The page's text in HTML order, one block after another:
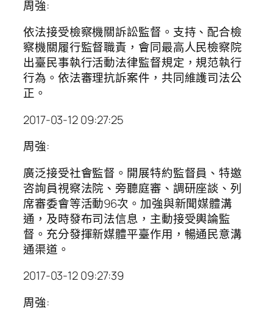
周強:
依法接受檢察機關訴訟監督。支持、配合檢
察機關履行監督職責，會同最高人民檢察院
出臺民事執行活動法律監督規定，規范執行
行為。依法審理抗訴案件，共同維護司法公
正。
2017-03-12 09:27:25
周強:
廣泛接受社會監督。開展特約監督員、特邀
咨詢員視察法院、旁聽庭審、調研座談、列
席審委會等活動96次。加強與新聞媒體溝
通，及時發布司法信息，主動接受輿論監
督。充分發揮新媒體平臺作用，暢通民意溝
通渠道。
2017-03-12 09:27:39
周強: